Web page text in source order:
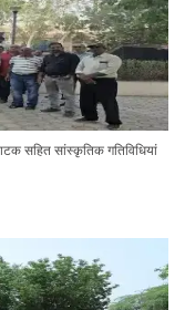
सहित सांस्कृतिक गतिविधियां